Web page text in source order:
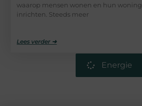
waarop mensen wonen en hun woning
inrichten. Steeds meer
Lees verder ➜
Energie